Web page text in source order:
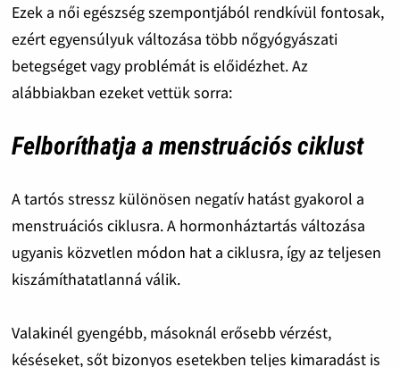
Ezek a női egészség szempontjából rendkívül fontosak,
ezért egyensúlyuk változása több nőgyógyászati
betegséget vagy problémát is előidézhet. Az
alábbiakban ezeket vettük sorra:
Felboríthatja a menstruációs ciklust
A tartós stressz különösen negatív hatást gyakorol a
menstruációs ciklusra. A hormonháztartás változása
ugyanis közvetlen módon hat a ciklusra, így az teljesen
kiszámíthatatlanná válik.
Valakinél gyengébb, másoknál erősebb vérzést,
késéseket, sőt bizonyos esetekben teljes kimaradást is